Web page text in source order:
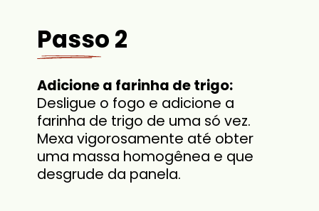
Passo 2
Adicione a farinha de trigo:
Desligue o fogo e adicione a
farinha de trigo de uma só vez.
Mexa vigorosamente até obter
uma massa homogênea e que
desgrude da panela.